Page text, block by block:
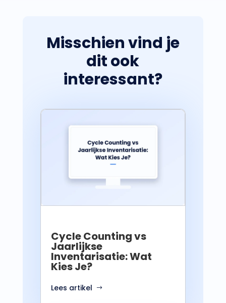
Misschien vind je
dit ook
interessant?
Cycle Counting vs
Jaarlijkse
Inventarisatie: Wat
Kies Je?
Lees artikel